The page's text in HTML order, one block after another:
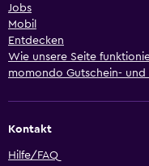
Jobs
Mobil
Entdecken
Wie unsere Seite
momondo Gutschein- und
Kontakt
Hilfe/FAQ